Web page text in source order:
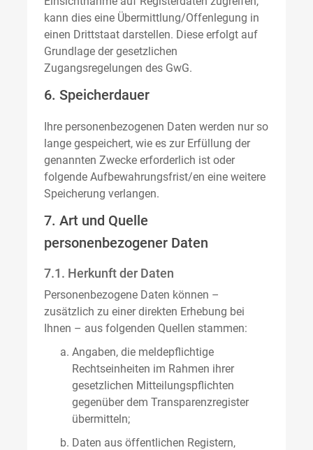
kann dies eine Übermittlung/Offenlegung in
einen Drittstaat darstellen. Diese erfolgt auf
Grundlage der gesetzlichen
Zugangsregelungen des GwG.
6. Speicherdauer
Ihre personenbezogenen Daten werden nur so
lange gespeichert, wie es zur Erfüllung der
genannten Zwecke erforderlich ist oder
folgende Aufbewahrungsfrist/en eine weitere
Speicherung verlangen.
7. Art und Quelle
personenbezogener Daten
7.1. Herkunft der Daten
Personenbezogene Daten können –
zusätzlich zu einer direkten Erhebung bei
Ihnen – aus folgenden Quellen stammen:
Angaben, die meldepflichtige
Rechtseinheiten im Rahmen ihrer
gesetzlichen Mitteilungspflichten
gegenüber dem Transparenzregister
übermitteln;
Daten aus öffentlichen Registern,